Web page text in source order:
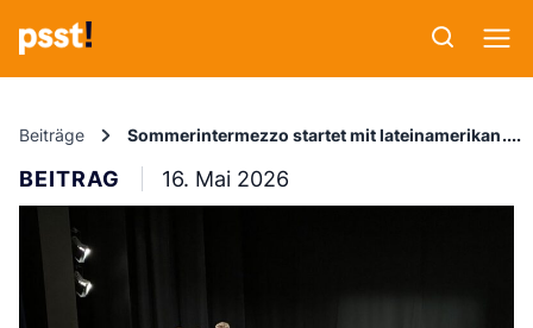
Beiträge Sommerintermezzo startet mit
BEITRAG 16. Mai 2026